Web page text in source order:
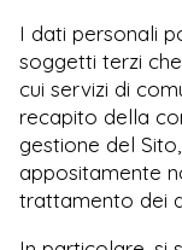
I dati personali
soggetti terzi
cui servizi di
recapito della
gestione del
appositamente
trattamento dei